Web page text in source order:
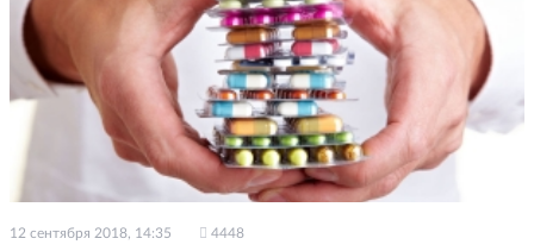
12 сентября 2018, 14:35 4448